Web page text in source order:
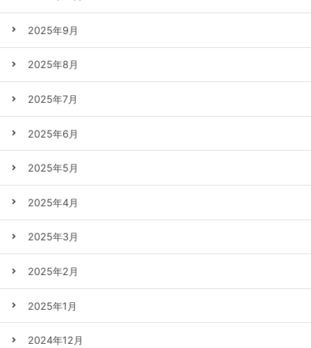
2025年9月
2025年8月
2025年7月
2025年6月
2025年5月
2025年4月
2025年3月
2025年2月
2025年1月
2024年12月